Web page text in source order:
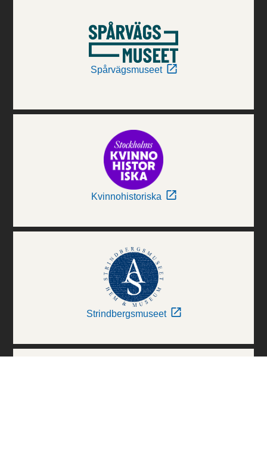
Spårvägsmuseet
Kvinnohistoriska
Strindbergsmuseet